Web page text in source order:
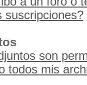
suscripciones?
son
todos mis